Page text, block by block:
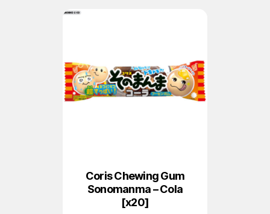
Coris Chewing Gum
Sonomanma – Cola
[x20]